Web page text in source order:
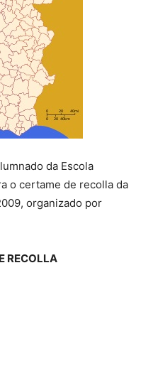
da Escola
o certame de recolla da
organizado por
RECOLLA